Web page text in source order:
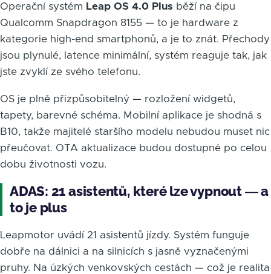
Operační systém Leap OS 4.0 Plus běží na čipu
Qualcomm Snapdragon 8155 — to je hardware z
kategorie high-end smartphonů, a je to znát. Přechody
jsou plynulé, latence minimální, systém reaguje tak, jak
jste zvyklí ze svého telefonu.
OS je plně přizpůsobitelný — rozložení widgetů,
tapety, barevné schéma. Mobilní aplikace je shodná s
B10, takže majitelé staršího modelu nebudou muset nic
přeučovat. OTA aktualizace budou dostupné po celou
dobu životnosti vozu.
ADAS: 21 asistentů, které lze vypnout — a
to je plus
Leapmotor uvádí 21 asistentů jízdy. Systém funguje
dobře na dálnici a na silnicích s jasně vyznačenými
pruhy. Na úzkých venkovských cestách — což je realita